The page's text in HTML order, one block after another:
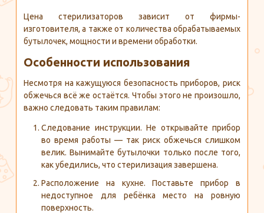
Цена стерилизаторов зависит от фирмы-
изготовителя, а также от количества обрабатываемых
бутылочек, мощности и времени обработки.
Особенности использования
Несмотря на кажущуюся безопасность приборов, риск
обжечься всё же остаётся. Чтобы этого не произошло,
важно следовать таким правилам:
Следование инструкции. Не открывайте прибор
во время работы — так риск обжечься слишком
велик. Вынимайте бутылочки только после того,
как убедились, что стерилизация завершена.
Расположение на кухне. Поставьте прибор в
недоступное для ребёнка место на ровную
поверхность.